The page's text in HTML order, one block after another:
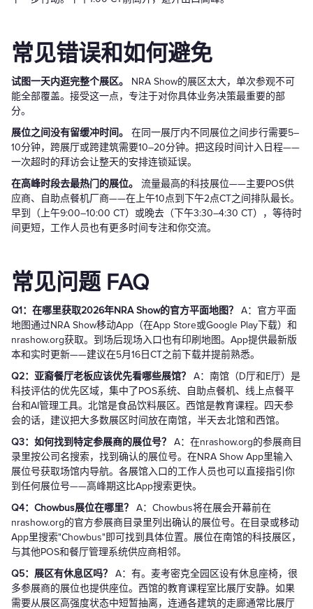
常见错误和如何避免
试图一天内逛完整个展区。
NRA Show的展区太大，单次参观不可
能全部覆盖。接受这一点，专注于对你具体业务决策最重要的部
分。
展位之间没有留缓冲时间。
在同一展厅内不同展位之间步行需要5–
10分钟，跨展厅或跨建筑需要10–20分钟。把这段时间计入日程——
一次超时的拜访会让整天的安排连锁延误。
在高峰时段去最热门的展位。
流量最高的科技展位——主要POS供
应商、自助点餐机厂商——在上午10点到下午2点CT之间排队最长。
早到（上午9:00–10:00 CT）或晚去（下午3:30–4:30 CT），等待时
间更短，工作人员也有更多时间专注和你交流。
常见问题 FAQ
Q1：在哪里获取2026年NRA Show的官方平面地图？
A：官方平面
地图通过NRA Show移动App（在App Store或Google Play下载）和
nrashow.org获取。到场后现场入口也有印刷地图。App提供最新版
本和实时更新——建议在5月16日CT之前下载并提前熟悉。
Q2：亚裔餐厅老板应该优先看哪些展馆？
A：南馆（D厅和E厅）是
科技评估的优先区域，集中了POS系统、自助点餐机、线上点餐平
台和AI管理工具。北馆是食品饮料展区。西馆是教育课程。四天参
会的话，建议把大多数展区时间放在南馆，半天去北馆和西馆。
Q3：如何找到特定参展商的展位号？
A：在nrashow.org的参展商目
录里按公司名搜索，找到确认的展位号。在NRA Show App里输入
展位号获取场馆内导航。各展馆入口的工作人员也可以直接指引你
到任何展位号——高峰期这比App搜索更快。
Q4：Chowbus展位在哪里？
A：Chowbus将在展会开幕前在
nrashow.org的官方参展商目录里列出确认的展位号。在目录或移动
App里搜索"Chowbus"即可找到具体位置。展位在南馆的科技展区，
与其他POS和餐厅管理系统供应商相邻。
Q5：展区有休息区吗？
A：有。麦考密克全园区设有休息座椅，很
多参展商的展位也提供座位。西馆的教育课程室比展厅安静。如果
需要从展区高强度状态中短暂抽离，连通各建筑的走廊通常比展厅